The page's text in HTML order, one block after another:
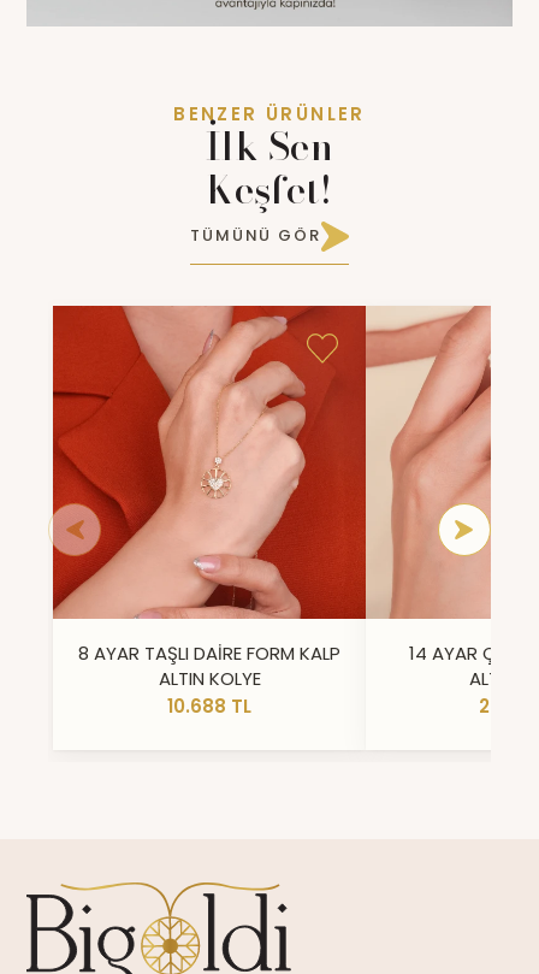
BENZER ÜRÜNLER
İlk Sen
Keşfet!
TÜMÜNÜ GÖR
8 AYAR TAŞLI DAİRE FORM KALP
ALTIN KOLYE
10.688 TL
14 AYAR ÇİFT
ALTIN